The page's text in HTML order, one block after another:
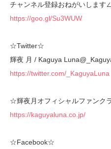
チャンネル登録おねがいします
https://goo.gl/Su3WUW
☆Twitter☆
輝夜 月 / Kaguya
https://twitter.com/_KaguyaLuna
☆輝夜月オフィシャルファンク
https://kaguyaluna.co.jp/
☆Facebook☆